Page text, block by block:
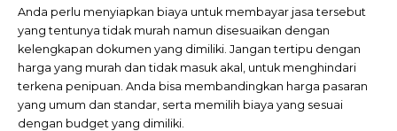
Anda perlu menyiapkan biaya untuk membayar jasa tersebut
yang tentunya tidak murah namun disesuaikan dengan
kelengkapan dokumen yang dimiliki. Jangan tertipu dengan
harga yang murah dan tidak masuk akal, untuk menghindari
terkena penipuan. Anda bisa membandingkan harga pasaran
yang umum dan standar, serta memilih biaya yang sesuai
dengan budget yang dimiliki.